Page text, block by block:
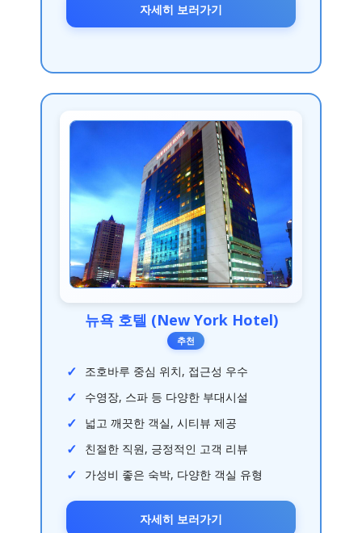
자세히 보러가기
뉴욕 호텔 (New York Hotel)
추천
조호바루 중심 위치, 접근성 우수
수영장, 스파 등 다양한 부대시설
넓고 깨끗한 객실, 시티뷰 제공
친절한 직원, 긍정적인 고객 리뷰
가성비 좋은 숙박, 다양한 객실 유형
자세히 보러가기